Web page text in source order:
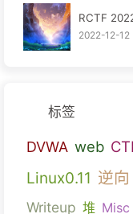
RCTF
2022-12-12
标签
DVWA web
Linux0.11 逆向
Writeup 堆 Misc